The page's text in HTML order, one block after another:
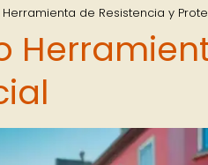
de Resistencia y